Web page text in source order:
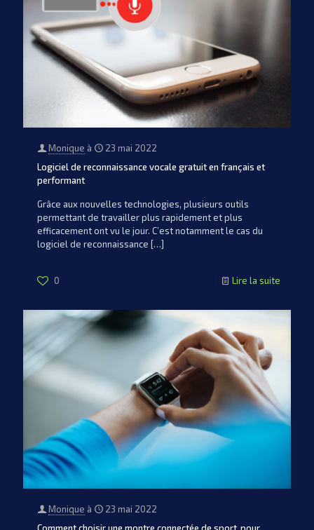
Monique à
23 mai 2022
Logiciel de reconnaissance vocale gratuit en français et
performant
Grâce aux nouvelles technologies, plusieurs outils
permettant de travailler plus rapidement et plus
efficacement ont vu le jour. C’est notamment le cas du
logiciel de reconnaissance […]
0 Lire la suite
Monique à
23 mai 2022